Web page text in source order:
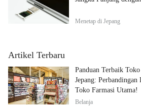
Menetap di Jepang
Artikel Terbaru
Panduan Terbaik
Jepang:
Toko Farmasi Utama!
Belanja